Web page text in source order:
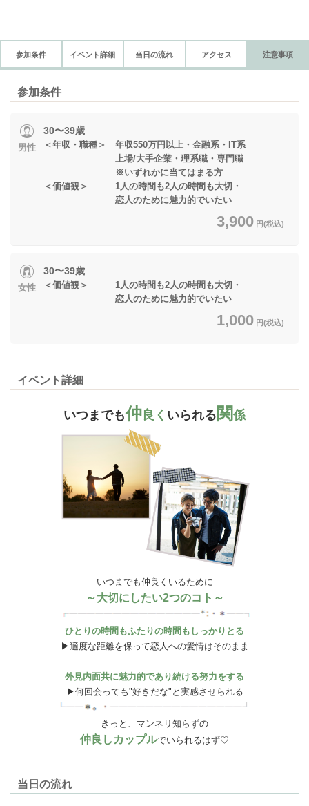
参加条件 イベント詳細 当日の流れ アクセス 注意事項
参加条件
男性
30〜39歳
＜年収・職種＞ 年収550万円以上・金融系・IT系
上場/大手企業・理系職・専門職
※いずれかに当てはまる方
＜価値観＞ 1人の時間も2人の時間も大切・
恋人のために魅力的でいたい
3,900 円(税込)
女性
30〜39歳
＜価値観＞ 1人の時間も2人の時間も大切・
恋人のために魅力的でいたい
1,000 円(税込)
イベント詳細
いつまでも仲良く いられる 関係
いつまでも仲良くいるために
～大切にしたい2つのコト～
ひとりの時間もふたりの時間もしっかりとる
▶適度な距離を保って恋人への愛情はそのまま
外見内面共に魅力的であり続ける努力をする
▶何回会っても"好きだな"と実感させられる
きっと、マンネリ知らずの
仲良しカップルでいられるはず♡
当日の流れ